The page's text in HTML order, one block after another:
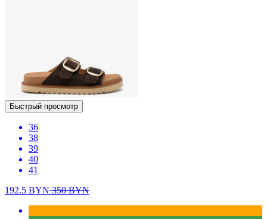
Быстрый просмотр
36
38
39
40
41
192.5 BYN350BYN